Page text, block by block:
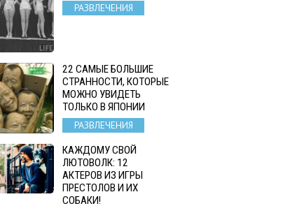
РАЗВЛЕЧЕНИЯ
22 САМЫЕ БОЛЬШИЕ
СТРАННОСТИ, КОТОРЫЕ
МОЖНО УВИДЕТЬ
ТОЛЬКО В ЯПОНИИ
РАЗВЛЕЧЕНИЯ
КАЖДОМУ СВОЙ
ЛЮТОВОЛК: 12
АКТЕРОВ ИЗ ИГРЫ
ПРЕСТОЛОВ И ИХ
СОБАКИ!